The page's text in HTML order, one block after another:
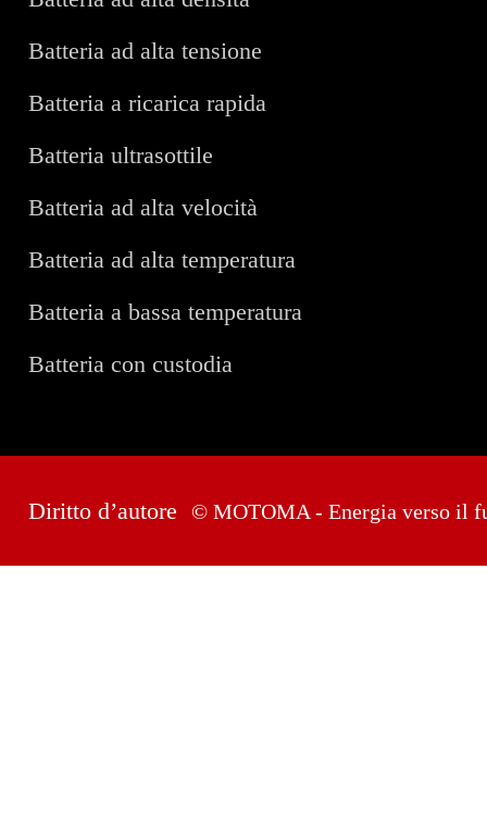
Batteria ad alta tensione
Batteria a ricarica rapida
Batteria ultrasottile
Batteria ad alta velocità
Batteria ad alta temperatura
Batteria a bassa temperatura
Batteria con custodia
Diritto d’autore © MOTOMA - Energia verso il